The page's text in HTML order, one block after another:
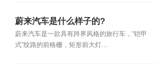
蔚来汽车是什么样子的?
蔚来汽车是一款具有跨界风格的旅行车，“铠甲
式”纹路的前格栅，矩形前大灯...